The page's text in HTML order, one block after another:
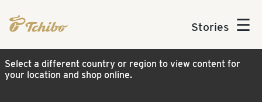
Stories ☰
Select a different country or region to view content for
your location and shop online.